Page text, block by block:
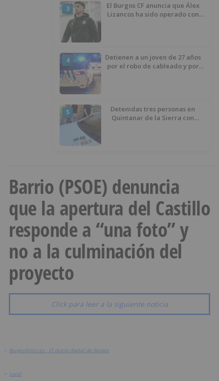
3
El Burgos CF anuncia que Álex
Lizancos ha sido operado con
4
Detienen a un joven de 27 años
por el robo de cableado y por
5
Detenidas tres personas en
Quintanar de la Sierra con
Barrio (PSOE) denuncia
que la apertura del Castillo
responde a “una foto” y
no a la culminación del
proyecto
Click para leer a la siguiente noticia
> BurgosNoticias - El diario digital de Burgos
> Local